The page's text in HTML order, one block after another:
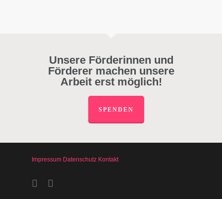
Unsere Förderinnen und
Förderer machen unsere
Arbeit erst möglich!
SPENDEN
Impressum Datenschutz Kontakt
facebookinstagram